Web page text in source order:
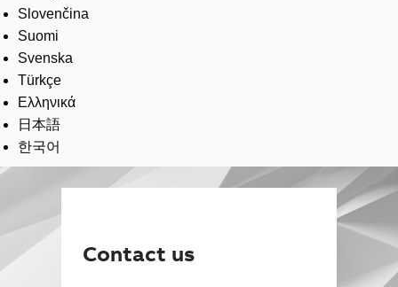
Slovenčina
Suomi
Svenska
Türkçe
Ελληνικά
日本語
한국어
Contact us